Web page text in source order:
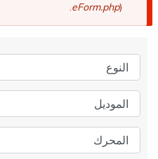
eForm.php).
النوع
الموديل
المحرك